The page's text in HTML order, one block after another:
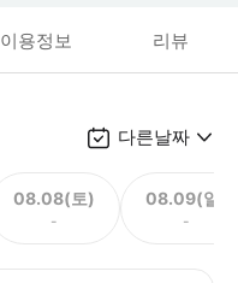
이용정보 리뷰
다른날짜
08.08(토)
-
08.09(일)
-